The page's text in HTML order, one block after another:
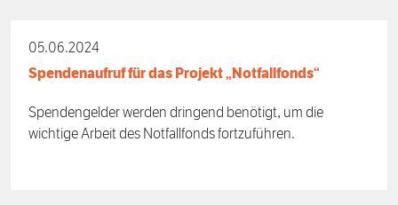
05.06.2024
Spendenaufruf für das Projekt „Notfallfonds“
Spendengelder werden dringend benötigt, um die
wichtige Arbeit des Notfallfonds fortzuführen.